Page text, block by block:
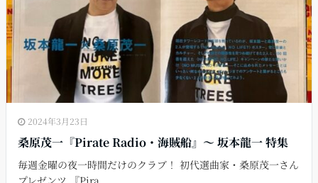
2024年3月23日
桑原茂一『Pirate Radio・海賊船』〜 坂本龍一 特集
毎週金曜の夜一時間だけのクラブ！ 初代選曲家・桑原茂一さん